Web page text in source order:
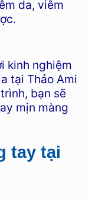
da, viêm
kinh nghiệm
tại Thảo Ami
bạn sẽ
mịn màng
tay tại